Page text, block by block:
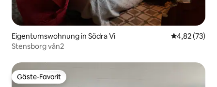
Eigentumswohnung in Södra Vi
4,82 (73)
Stensborg vån2
Gäste-Favorit
Gäste-Favorit